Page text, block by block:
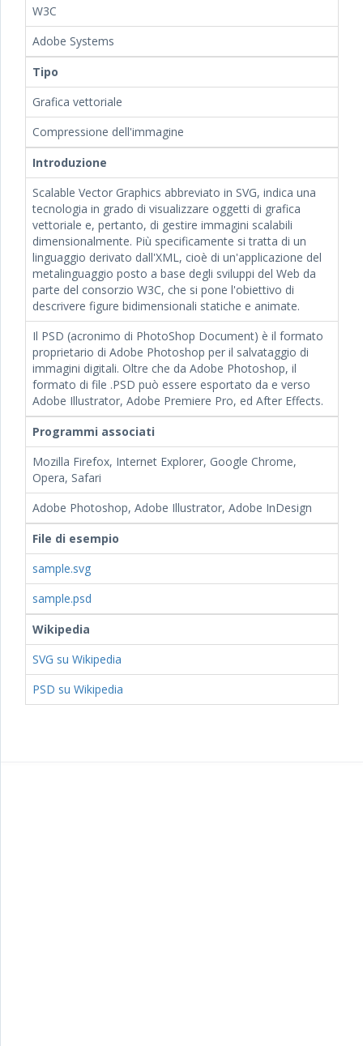
W3C
Adobe Systems
Tipo
Grafica vettoriale
Compressione dell'immagine
Introduzione
Scalable Vector Graphics abbreviato in SVG, indica una
tecnologia in grado di visualizzare oggetti di grafica
vettoriale e, pertanto, di gestire immagini scalabili
dimensionalmente. Più specificamente si tratta di un
linguaggio derivato dall'XML, cioè di un'applicazione del
metalinguaggio posto a base degli sviluppi del Web da
parte del consorzio W3C, che si pone l'obiettivo di
descrivere figure bidimensionali statiche e animate.
Il PSD (acronimo di PhotoShop Document) è il formato
proprietario di Adobe Photoshop per il salvataggio di
immagini digitali. Oltre che da Adobe Photoshop, il
formato di file .PSD può essere esportato da e verso
Adobe Illustrator, Adobe Premiere Pro, ed After Effects.
Programmi associati
Mozilla Firefox, Internet Explorer, Google Chrome,
Opera, Safari
Adobe Photoshop, Adobe Illustrator, Adobe InDesign
File di esempio
sample.svg
sample.psd
Wikipedia
SVG su Wikipedia
PSD su Wikipedia